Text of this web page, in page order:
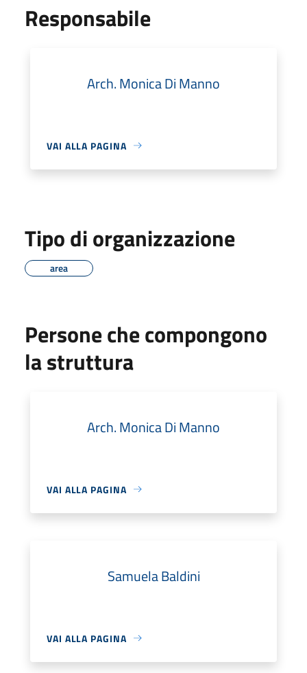
Responsabile
Arch. Monica Di Manno
VAI ALLA PAGINA
Tipo di organizzazione
area
Persone che compongono
la struttura
Arch. Monica Di Manno
VAI ALLA PAGINA
Samuela Baldini
VAI ALLA PAGINA